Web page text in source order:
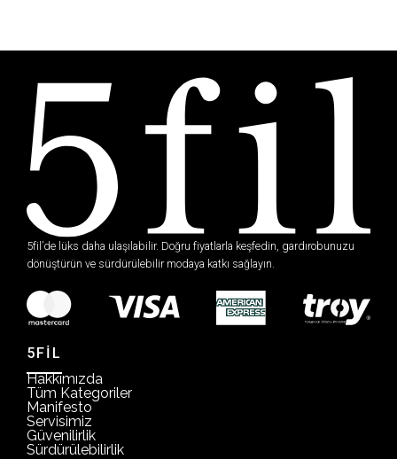
5fil’de lüks daha ulaşılabilir. Doğru fiyatlarla keşfedin, gardırobunuzu
dönüştürün ve sürdürülebilir modaya katkı sağlayın.
5FİL
Hakkımızda
Tüm Kategoriler
Manifesto
Servisimiz
Güvenilirlik
Sürdürülebilirlik